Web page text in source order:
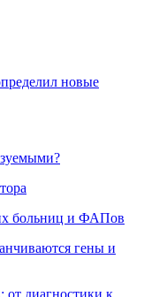
новые
больниц и ФАПов
гены и
от диагностики к